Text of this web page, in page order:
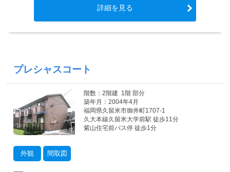
詳細を見る
プレシャスコート
外観 間取図
階数：2階建 1階 部分
築年月：2004年4月
福岡県久留米市御井町1707-1
久大本線久留米大学前駅 徒歩11分
紫山住宅前バス停 徒歩1分